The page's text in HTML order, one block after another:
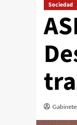
Sociedad